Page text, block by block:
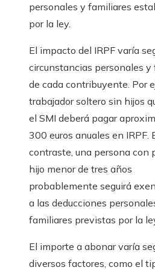
personales y familiares
por la ley.
El impacto del IRPF varía
circunstancias personales y
de cada contribuyente. Por
trabajador soltero sin hijos
el SMI deberá pagar
300 euros anuales en IRPF.
contraste, una persona con
hijo menor de tres años
probablemente seguirá
a las deducciones
familiares previstas por la
El importe a abonar varía
diversos factores, como el